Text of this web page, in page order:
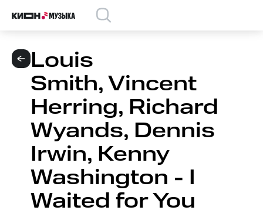
Louis
Smith, Vincent
Herring, Richard
Wyands, Dennis
Irwin, Kenny
Washington - I
Waited for You